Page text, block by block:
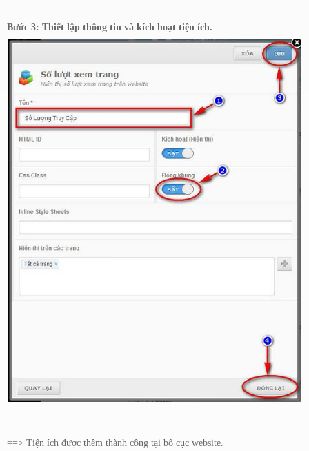
Bước 3: Thiết lập thông tin và kích hoạt tiện ích.
==> Tiện ích được thêm thành công tại bố cục website.